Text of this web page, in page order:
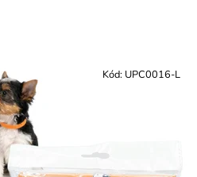
Kód: UPC0016-L